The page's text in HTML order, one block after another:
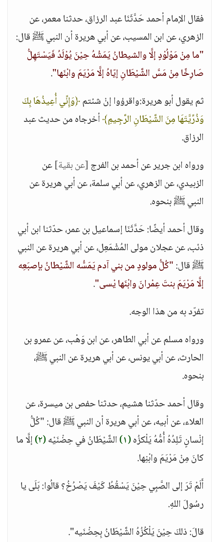
فقال الإمام أحمد حَدَّثَنَا عبد الرزاق، حدثنا معمر، عن
الزهري، عن ابن المسيب، عن أبي هريرة أن النبي ﷺ قال:
"ما مِنْ مَوْلُوْدٍ إلَّا والشيطانُ يَمَشُهُ حِيْنَ يُوْلَدُ فَيَسْتَهِلُّ
صَارِخًا مِنْ مَسَّ الشَّيْطَانِ إيّاهُ إلَّا مَرْيَمَ وابْنَها".
ثم يقول أبو هريرة:واقرؤوا إنْ شئتم﴿وَإِنِّي أُعِيذُهَا بِكَ
وَذُرِّيَّتَهَا مِنَ الشَّيْطَانِ الرَّجِيمِ﴾أخرجاه من حديث عبد
الرزاق.
ورواه ابن جرير عن أحمد بن الفرج[عن بقية]عن
الزبيدي، عن الزهري، عن أبي سلمة، عن أبي هريرة عن
النبي ﷺ بنحوه.
وقال أحمد أيضًا: حَدَّثَنَا إسماعيل بن عمر، حدّثنا ابن أبي
ذئب، عن عجلان مولى المُشْمَعِل، عن أبي هريرة عن النبي
ﷺ قال:"كُلُّ مولودٍ من بني آدم يَمَسُّه الشَّيْطانُ بإصبَعِه
إلَّا مَرْيَمَ بنتَ عِمْرانَ وابْنَها يْسى".
تفرّد به من هذا الوجه.
ورواه مسلم عن أبي الطاهر، عن ابن وَهْب، عن عمرو بن
الحارث، عن أبي يونس، عن أبي هريرة عن النبي ﷺ،
بنحوه.
وقال أحمد حدّثنا هشيم، حدثنا حفص بن ميسرة، عن
العلاء، عن أبيه، عن أبي هريرة أن النبي ﷺ قال: "كُلُّ
إنْسانٍ تَلِدُهُ أُمُّهُ يَلْكزُه(١) الشَّيْطَانُ في حِضْنَيْه(٢)
إلَّا ما
كانَ مِنْ مَرْيَمَ وابْنِها.
أَلَمْ تَرَ إلى الصَّبِي حِيْنَ يَسْقُطُ كَيْفَ يَصْرُخُ؟ قالُوا: بَلَى يا
رسُولَ اللهِ.
قالَ: ذلكَ حِيْنَ يَلْكُزُهُ الشَّيْطَانُ بِحِضْنَيه".